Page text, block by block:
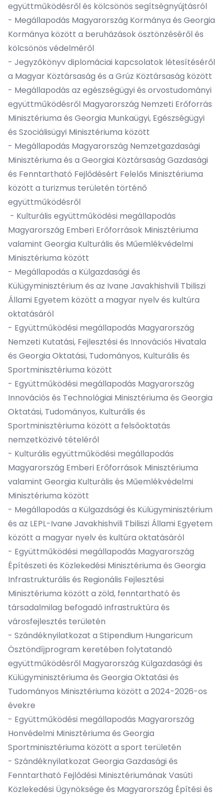
együttműködésről és kölcsönös segítségnyújtásról
- Megállapodás Magyarország Kormánya és Georgia
Kormánya között a beruházások ösztönzéséről és
kölcsönös védelméről
- Jegyzőkönyv diplomáciai kapcsolatok létesítéséről
a Magyar Köztársaság és a Grúz Köztársaság között
- Megállapodás az egészségügyi és orvostudományi
együttműködésről Magyarország Nemzeti Erőforrás
Minisztériuma és Georgia Munkaügyi, Egészségügyi
és Szociálisügyi Minisztériuma között
- Megállapodás Magyarország Nemzetgazdasági
Minisztériuma és a Georgiai Köztársaság Gazdasági
és Fenntartható Fejlődésért Felelős Minisztériuma
között a turizmus területén történő
együttműködésről
- Kulturális együttműködési megállapodás
Magyarország Emberi Erőforrások Minisztériuma
valamint Georgia Kulturális és Műemlékvédelmi
Minisztériuma között
- Megállapodás a Külgazdasági és
Külügyminisztérium és az Ivane Javakhishvili Tbiliszi
Állami Egyetem között a magyar nyelv és kultúra
oktatásáról
- Együttműködési megállapodás Magyarország
Nemzeti Kutatási, Fejlesztési és Innovációs Hivatala
és Georgia Oktatási, Tudományos, Kulturális és
Sportminisztériuma között
- Együttműködési megállapodás Magyarország
Innovációs és Technológiai Minisztériuma és Georgia
Oktatási, Tudományos, Kulturális és
Sportminisztériuma között a felsőoktatás
nemzetközivé tételéről
- Kulturális együttműködési megállapodás
Magyarország Emberi Erőforrások Minisztériuma
valamint Georgia Kulturális és Műemlékvédelmi
Minisztériuma között
- Megállapodás a Külgazdsági és Külügyminisztérium
és az LEPL-Ivane Javakhishvili Tbiliszi Állami Egyetem
között a magyar nyelv és kultúra oktatásáról
- Együttműködési megállapodás Magyarország
Építészeti és Közlekedési Minisztériuma és Georgia
Infrastrukturális és Regionális Fejlesztési
Minisztériuma között a zöld, fenntartható és
társadalmilag befogadó infrastruktúra és
városfejlesztés területén
- Szándéknyilatkozat a Stipendium Hungaricum
Ösztöndíjprogram keretében folytatandó
együttműködésről Magyarország Külgazdasági és
Külügyminisztériuma és Georgia Oktatási és
Tudományos Minisztériuma között a 2024-2026-os
évekre
- Együttműködési megállapodás Magyarország
Honvédelmi Minisztériuma és Georgia
Sportminisztériuma között a sport területén
- Szándéknyilatkozat Georgia Gazdasági és
Fenntartható Fejlődési Minisztériumának Vasúti
Közlekedési Ügynöksége és Magyarország Építési és